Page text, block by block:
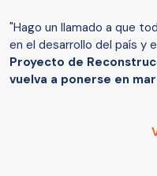
"Hago un llamado a que
en el desarrollo del país y
Proyecto de
vuelva a ponerse en